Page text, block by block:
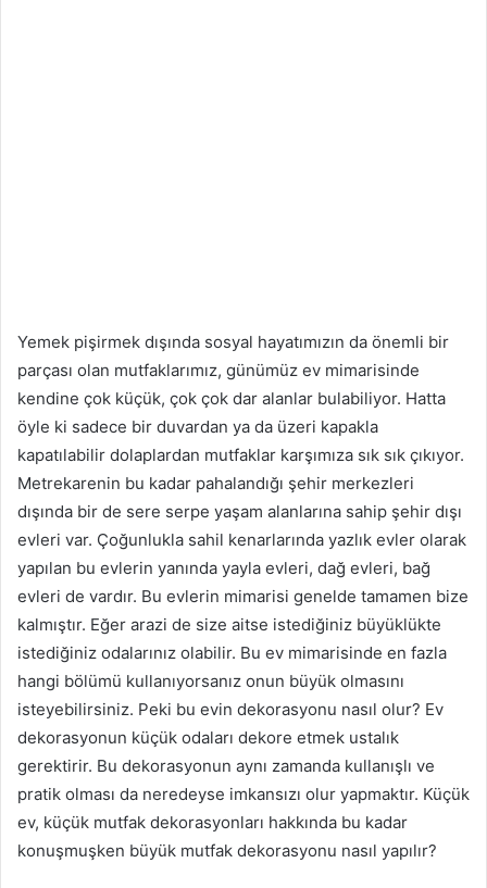
Yemek pişirmek dışında sosyal hayatımızın da önemli bir
parçası olan mutfaklarımız, günümüz ev mimarisinde
kendine çok küçük, çok çok dar alanlar bulabiliyor. Hatta
öyle ki sadece bir duvardan ya da üzeri kapakla
kapatılabilir dolaplardan mutfaklar karşımıza sık sık çıkıyor.
Metrekarenin bu kadar pahalandığı şehir merkezleri
dışında bir de sere serpe yaşam alanlarına sahip şehir dışı
evleri var. Çoğunlukla sahil kenarlarında yazlık evler olarak
yapılan bu evlerin yanında yayla evleri, dağ evleri, bağ
evleri de vardır. Bu evlerin mimarisi genelde tamamen bize
kalmıştır. Eğer arazi de size aitse istediğiniz büyüklükte
istediğiniz odalarınız olabilir. Bu ev mimarisinde en fazla
hangi bölümü kullanıyorsanız onun büyük olmasını
isteyebilirsiniz. Peki bu evin dekorasyonu nasıl olur? Ev
dekorasyonun küçük odaları dekore etmek ustalık
gerektirir. Bu dekorasyonun aynı zamanda kullanışlı ve
pratik olması da neredeyse imkansızı olur yapmaktır. Küçük
ev, küçük mutfak dekorasyonları hakkında bu kadar
konuşmuşken büyük mutfak dekorasyonu nasıl yapılır?